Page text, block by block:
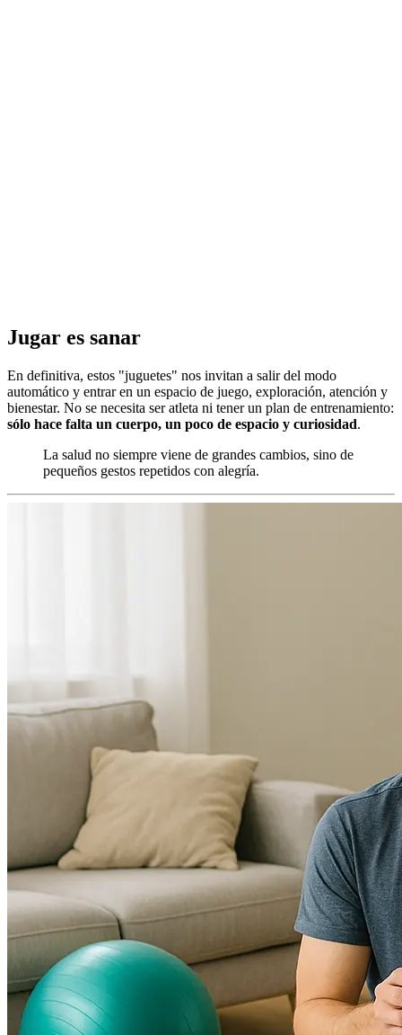
Jugar es sanar
En definitiva, estos "juguetes" nos invitan a salir del modo
automático y entrar en un espacio de juego, exploración, atención y
bienestar. No se necesita ser atleta ni tener un plan de entrenamiento:
sólo hace falta un cuerpo, un poco de espacio y curiosidad.
La salud no siempre viene de grandes cambios, sino de
pequeños gestos repetidos con alegría.